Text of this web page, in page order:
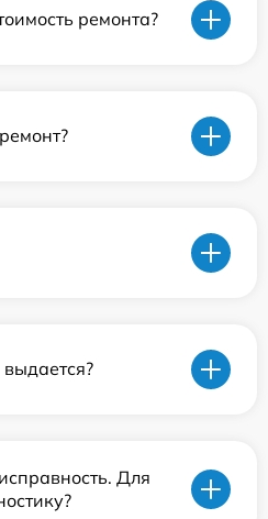
ремонта?
Для